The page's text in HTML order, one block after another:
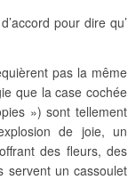
pour dire qu’
pas la même
que la case cochée
») sont tellement
de joie, un
des fleurs, des
servent un cassoulet